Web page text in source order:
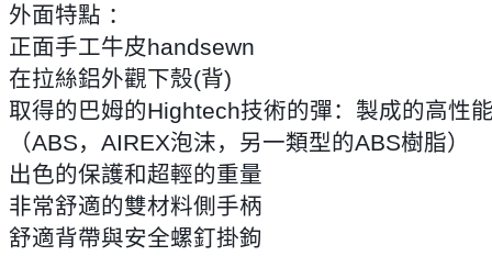
外面特點 ：
正面手工牛皮handsewn
在拉絲鋁外觀下殼(背)
取得的巴姆的Hightech技術的彈：製成的高性
（ABS，AIREX泡沫，另一類型的ABS樹脂）
出色的保護和超輕的重量
非常舒適的雙材料側手柄
舒適背帶與安全螺釘掛鉤